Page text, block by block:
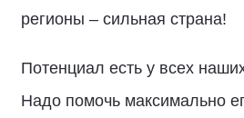
регионы – сильная страна!
Потенциал есть у всех
Надо помочь максимально